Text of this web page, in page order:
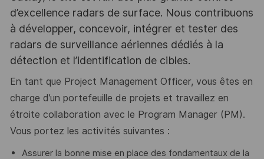
d’excellence radars de surface. Nous contribuons
à développer, concevoir, intégrer et tester des
radars de surveillance aériennes dédiés à la
détection et l’identification de cibles.
En tant que Project Management Officer, vous êtes en
charge d’un portefeuille de projets et travaillez en
étroite collaboration avec le Program Manager (PM).
Vous portez les activités suivantes :
Assurer la bonne mise en place des fondamentaux de la